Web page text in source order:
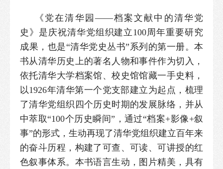
《党在清华园——档案文献中的清华党
史》是庆祝清华党组织建立100周年重要研究
成果，也是“清华党史丛书”系列的第一册。本
书从清华历史上的著名人物和事件作为切入，
依托清华大学档案馆、校史馆馆藏一手史料，
以1926年清华第一个党支部建立为起点，梳理
了清华党组织四个历史时期的发展脉络，并从
中萃取“100个历史瞬间”，通过“档案+影像+叙
事”的形式，生动再现了清华党组织建立百年来
的奋斗历程，构建了可查、可读、可讲授的红
色叙事体系。本书语言生动，图片精美，具有